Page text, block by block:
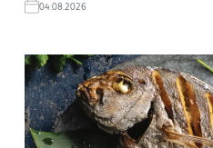
04.08.2026